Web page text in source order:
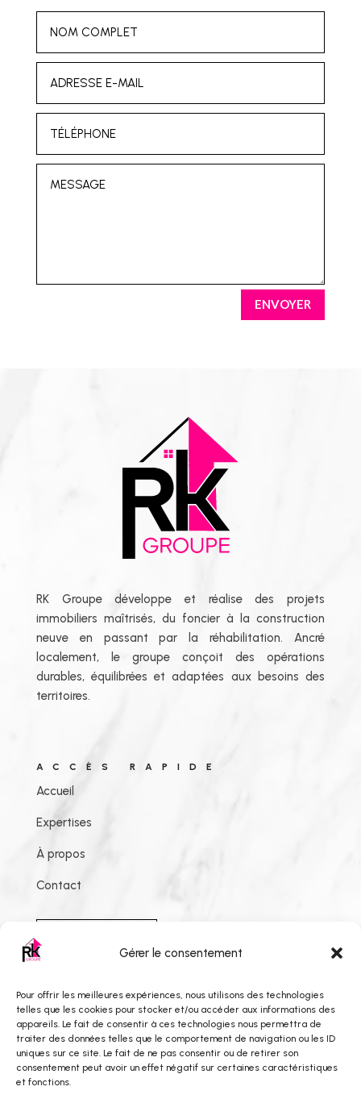
Gérer le consentement
Pour offrir les meilleures expériences, nous utilisons des technologies
telles que les cookies pour stocker et/ou accéder aux informations des
appareils. Le fait de consentir à ces technologies nous permettra de
traiter des données telles que le comportement de navigation ou les ID
uniques sur ce site. Le fait de ne pas consentir ou de retirer son
consentement peut avoir un effet négatif sur certaines caractéristiques
et fonctions.
ENVOYER
RK Groupe développe et réalise des projets
immobiliers maîtrisés, du foncier à la construction
neuve en passant par la réhabilitation. Ancré
localement, le groupe conçoit des opérations
durables, équilibrées et adaptées aux besoins des
territoires.
ACCÈS RAPIDE
Accueil
Expertises
À propos
Contact
INFOS
Mentions légales
Politique de cookies